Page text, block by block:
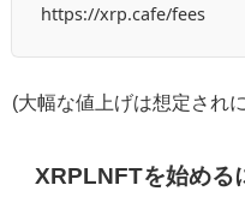
https://xrp.cafe/fees
(大幅な値上げは想定され
XRPLNFTを始める